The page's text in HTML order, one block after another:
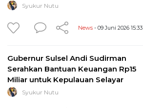
Syukur Nutu
News - 09 Juni 2026 15:33
Gubernur Sulsel Andi Sudirman
Serahkan Bantuan Keuangan Rp15
Miliar untuk Kepulauan Selayar
Syukur Nutu